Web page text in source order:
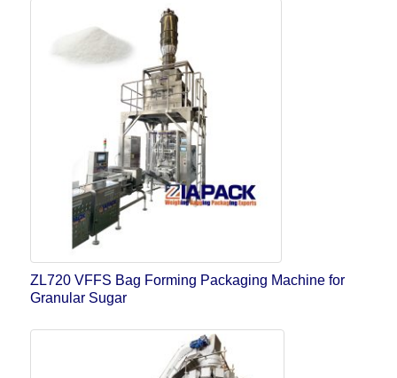
ZL720 VFFS Bag Forming Packaging Machine for
Granular Sugar